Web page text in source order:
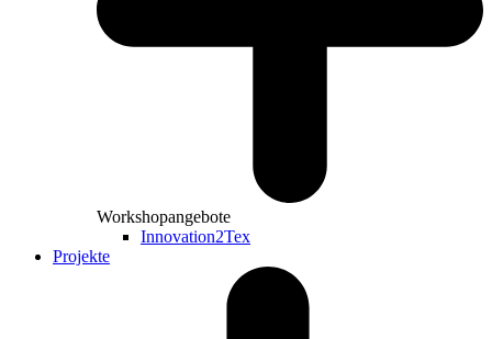
Workshopangebote
Innovation2Tex
Projekte